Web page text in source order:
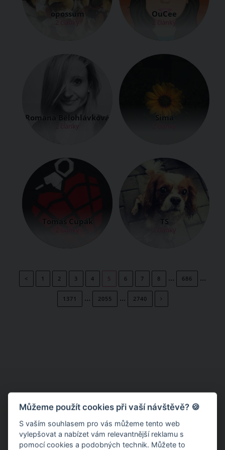
opossum
2 články
OuCee
2 články
Romana Bělohlávková
2 články
Sima
Tomáš Cupák TS
2 články
< 1 2 3 4 5 6 7 8 … 686 …
1371 … 2055 … 2740
ČLÁNEK
Můžeme použít cookies při vaší návštěvě? 🍪
S vaším souhlasem pro vás můžeme tento web
vylepšovat a nabízet vám relevantnější reklamu s
pomocí cookies a podobných technik. Můžete to